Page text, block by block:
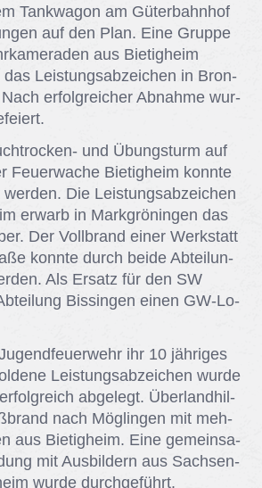
Tank­wa­gon am Gü­ter­bahn­hof
auf den Plan. Eine Grup­pe
aus Bie­tig­heim
das Leis­tungs­ab­zei­chen in Bron­
er­folg­rei­cher Ab­nah­me wur­
und Übungs­turm auf
Feu­er­wa­che Bie­tig­heim konn­te
Die Leis­tungs­ab­zei­chen
er­warb in Mark­grö­nin­gen das
Der Voll­brand ei­ner Werk­statt
konn­te durch bei­de Ab­tei­lun­
Als Er­satz für den SW
Bis­sin­gen ei­nen GW-Lo­
ihr 10 jäh­ri­ges
Leis­tungs­ab­zei­chen wur­de
ab­ge­legt. Über­land­hil­
nach Mög­lin­gen mit meh­
aus Bie­tig­heim. Eine ge­mein­sa­
mit Aus­bil­dern aus Sach­sen­
wur­de durch­ge­führt.